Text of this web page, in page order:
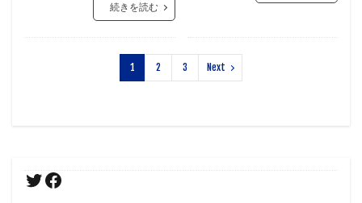
続きを読む
1 2 3 Next